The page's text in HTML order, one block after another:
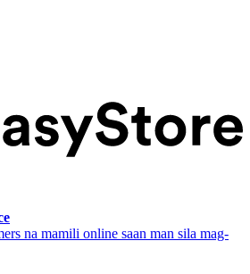
na mamili online saan man sila mag-